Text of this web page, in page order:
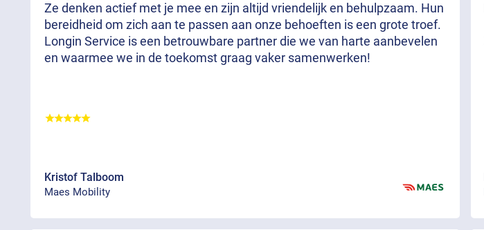
Ze denken actief met je mee en zijn altijd vriendelijk en behulpzaam. Hun
bereidheid om zich aan te passen aan onze behoeften is een grote troef.
Longin Service is een betrouwbare partner die we van harte aanbevelen
en waarmee we in de toekomst graag vaker samenwerken!
Kristof Talboom
Maes Mobility